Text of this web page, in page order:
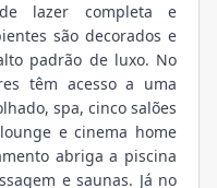
lazer completa e
são decorados e
padrão de luxo. No
têm acesso a uma
spa, cinco salões
e cinema home
abriga a piscina
e saunas. Já no